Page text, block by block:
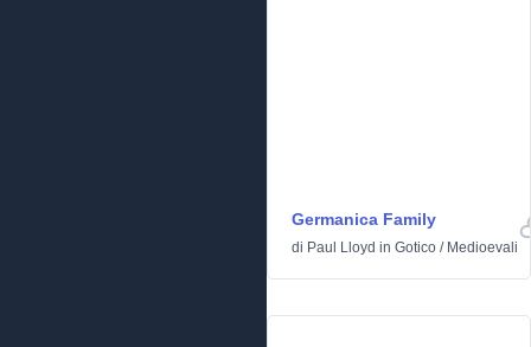
Germanica Family
di Paul Lloyd in Gotico / Medioevali